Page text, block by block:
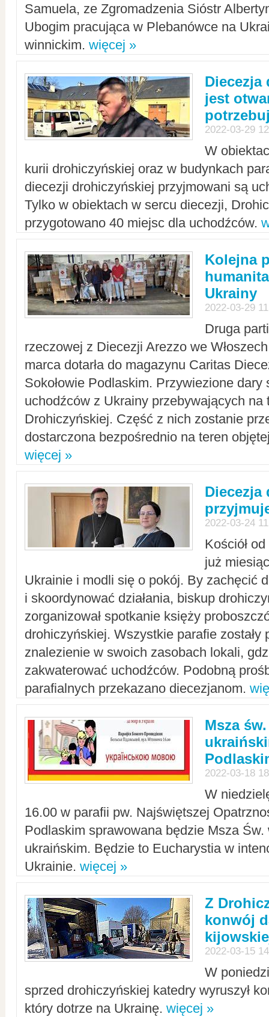
Samuela, ze Zgromadzenia Sióstr
Ubogim pracująca w Plebanówce na
winnickim. więcej »
Diecezja
jest
2022-03-29
W
kurii drohiczyńskiej oraz w budynkach
diecezji drohiczyńskiej przyjmowani są
Tylko w obiektach w sercu diecezji,
przygotowano 40 miejsc dla uchodźców.
Kolejna
Ukrainy
2022-03-29
Druga
rzeczowej z Diecezji Arezzo we
marca dotarła do magazynu Caritas
Sokołowie Podlaskim. Przywiezione dary
uchodźców z Ukrainy przebywających na
Drohiczyńskiej. Część z nich zostanie
dostarczona bezpośrednio na teren
więcej »
Diecezja
2022-03-24
Kościół
już
Ukrainie i modli się o pokój. By zachęcić
i skoordynować działania, biskup
zorganizował spotkanie księży
drohiczyńskiej. Wszystkie parafie zostały
znalezienie w swoich zasobach lokali,
zakwaterować uchodźców. Podobną
parafialnych przekazano diecezjanom.
Msza
2022-03-18
W
16.00 w parafii pw. Najświętszej
Podlaskim sprawowana będzie Msza Św.
ukraińskim. Będzie to Eucharystia w
Ukrainie. więcej »
Z
konwój
2022-03-15
W
sprzed drohiczyńskiej katedry wyruszył
który dotrze na Ukrainę. więcej »